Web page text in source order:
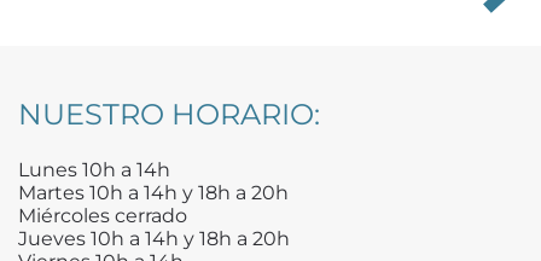
NUESTRO HORARIO:
Lunes 10h a 14h
Martes 10h a 14h y 18h a 20h
Miércoles cerrado
Jueves 10h a 14h y 18h a 20h